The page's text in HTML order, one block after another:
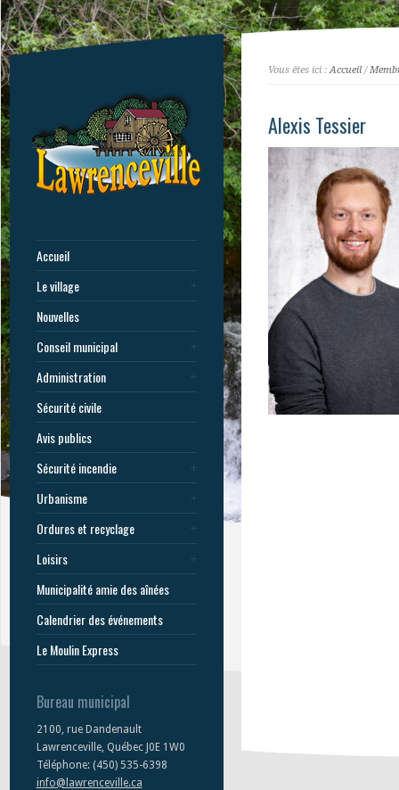
Accueil
Le village
Nouvelles
Conseil municipal
Administration
Sécurité civile
Avis publics
Sécurité incendie
Urbanisme
Ordures et recyclage
Loisirs
Municipalité amie des aînées
Calendrier des événements
Le Moulin Express
Bureau municipal
2100, rue Dandenault
Lawrenceville, Québec J0E 1W0
Téléphone: (450) 535-6398
info@lawrenceville.ca
Vous êtes ici :Accueil/
Alexis Tessier